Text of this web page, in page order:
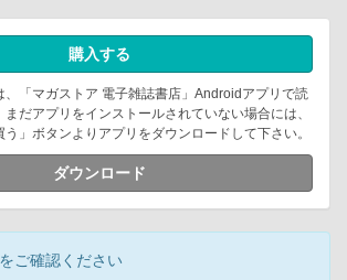
購入する
、「マガストア 電子雑誌書店」Androidアプリで読
だアプリをインストールされていない場合には、
」ボタンよりアプリをダウンロードして下さい。
ダウンロード
ご確認ください